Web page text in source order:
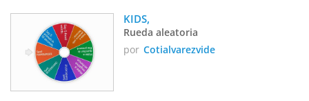
KIDS,
Rueda aleatoria
por Cotialvarezvide